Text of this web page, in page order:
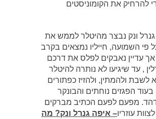
להרחיק את הקומוניסטים
גנרל ונק נבצר מהיטלר לממש את
פי השמועה, חייליו נמצאים בקרב
עדיין נאבקים לפלס את דרכם
, עד שיגיעו לא נותרה להיטלר
לשבת ולהמתין, ולהזיז כפתורים
הפגזים נוחתים והבונקר
מפעם לפעם הכתיב מברקים
עוזריו– איפה גנרל ונק? מה